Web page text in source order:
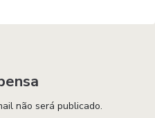
não será publicado.